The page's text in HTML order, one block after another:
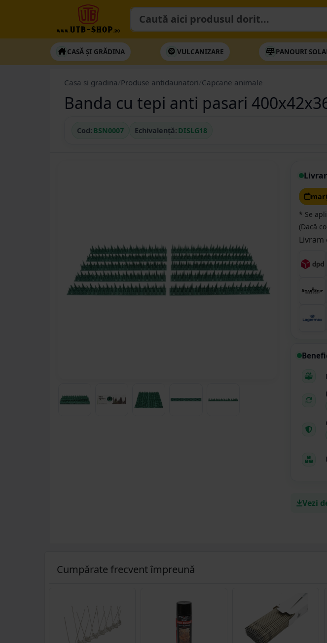
CASĂ ȘI GRĂDINA VULCANIZARE PANOURI
Casa si gradina Produse antidaunatori Capcane animale
Banda cu tepi anti pasari
Cod: BSN0007 Echivalență: DISLG18
* Se
(Dacă
Livram
Vezi
Cumpărate frecvent împreună